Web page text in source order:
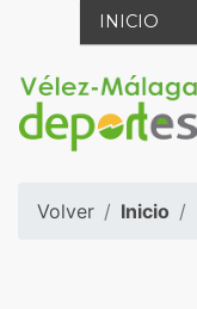
INICIO
Volver Inicio